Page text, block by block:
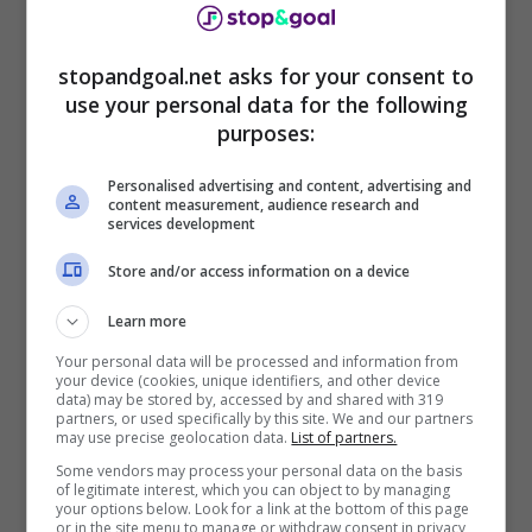
hollywoodiano non durò molto ma permise alla
negli Stati Uniti.
Elisabetta Canalis straripante: i fan sono pazzi di lei (Instagram)
stopandgoal.net asks for your consent to
use your personal data for the following
purposes:
Personalised advertising and content, advertising and
content measurement, audience research and
services development
Store and/or access information on a device
Learn more
Your personal data will be processed and information from
your device (cookies, unique identifiers, and other device
data) may be stored by, accessed by and shared with 319
partners, or used specifically by this site. We and our partners
may use precise geolocation data. List of partners.
Some vendors may process your personal data on the basis
of legitimate interest, which you can object to by managing
your options below. Look for a link at the bottom of this page
or in the site menu to manage or withdraw consent in privacy